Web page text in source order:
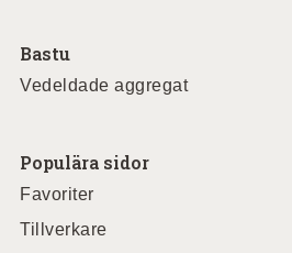
Bastu
Vedeldade aggregat
Populära sidor
Favoriter
Tillverkare